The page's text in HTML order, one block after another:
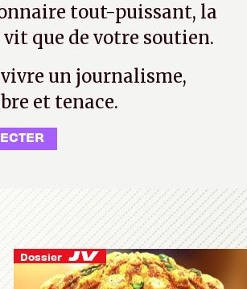
tout-puissant, la
que de votre soutien.
un journalisme,
et tenace.
Dossier